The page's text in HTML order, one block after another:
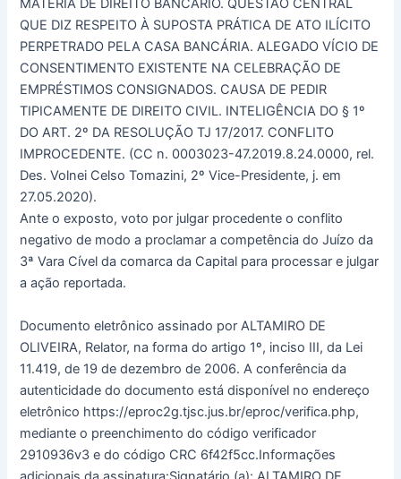
MATÉRIA DE DIREITO BANCÁRIO. QUESTÃO CENTRAL
QUE DIZ RESPEITO À SUPOSTA PRÁTICA DE ATO ILÍCITO
PERPETRADO PELA CASA BANCÁRIA. ALEGADO VÍCIO DE
CONSENTIMENTO EXISTENTE NA CELEBRAÇÃO DE
EMPRÉSTIMOS CONSIGNADOS. CAUSA DE PEDIR
TIPICAMENTE DE DIREITO CIVIL. INTELIGÊNCIA DO § 1º
DO ART. 2º DA RESOLUÇÃO TJ 17/2017. CONFLITO
IMPROCEDENTE. (CC n. 0003023-47.2019.8.24.0000, rel.
Des. Volnei Celso Tomazini, 2º Vice-Presidente, j. em
27.05.2020).
Ante o exposto, voto por julgar procedente o conflito
negativo de modo a proclamar a competência do Juízo da
3ª Vara Cível da comarca da Capital para processar e julgar
a ação reportada.
Documento eletrônico assinado por ALTAMIRO DE
OLIVEIRA, Relator, na forma do artigo 1º, inciso III, da Lei
11.419, de 19 de dezembro de 2006. A conferência da
autenticidade do documento está disponível no endereço
eletrônico https://eproc2g.tjsc.jus.br/eproc/verifica.php,
mediante o preenchimento do código verificador
2910936v3 e do código CRC 6f42f5cc.Informações